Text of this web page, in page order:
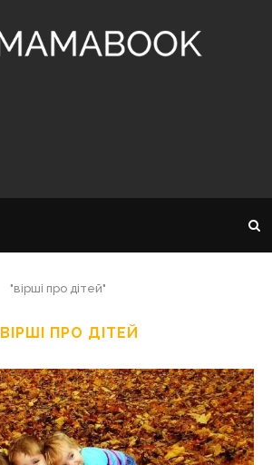
"вірші про дітей"
ВІРШІ ПРО ДІТЕЙ